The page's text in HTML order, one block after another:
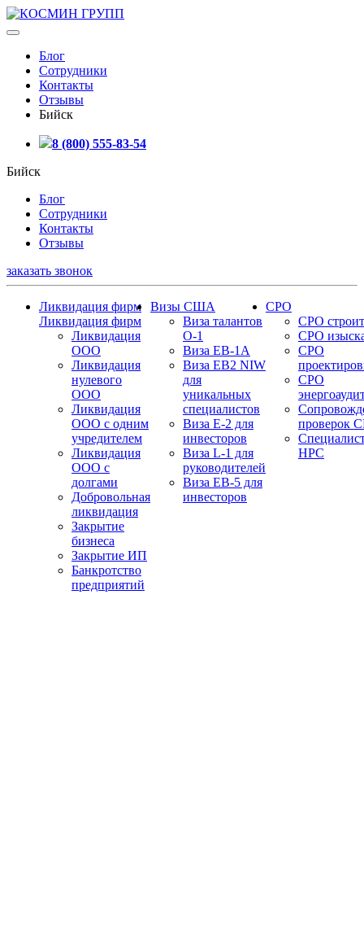
Блог
Сотрудники
Контакты
Отзывы
Бийск
8 (800) 555-83-54
Бийск
Блог
Сотрудники
Контакты
Отзывы
заказать звонок
Ликвидация фирм
Ликвидация фирм
Ликвидация
ООО
Ликвидация
нулевого
ООО
Ликвидация
ООО с одним
учредителем
Ликвидация
ООО с
долгами
Добровольная
ликвидация
Закрытие
бизнеса
Закрытие ИП
Банкротство
предприятий
Визы США
Виза талантов
О-1
Виза EB-1A
Виза EB2 NIW
для
уникальных
специалистов
Виза E-2 для
инвесторов
Виза L-1 для
руководителей
Виза EB-5 для
инвесторов
СРО
СРО
СРО
СРО
СРО
проверок
НРС